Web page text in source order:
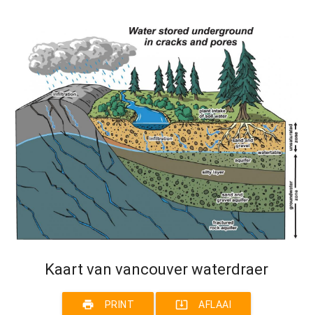
Kaart van vancouver waterdraer
print PRINT system_update_alt AFLAAI